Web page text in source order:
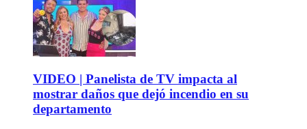
VIDEO | Panelista de TV impacta al
mostrar daños que dejó incendio en su
departamento